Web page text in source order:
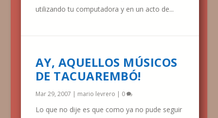
utilizando tu computadora y en un acto de...
AY, AQUELLOS MÚSICOS
DE TACUAREMBÓ!
Mar 29, 2007 | mario levrero | 0
Lo que no dije es que como ya no pude seguir